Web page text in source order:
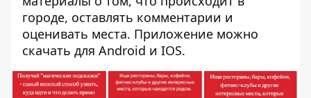
городе, оставлять комментарии и
оценивать места. Приложение можно
скачать для Android и IOS.